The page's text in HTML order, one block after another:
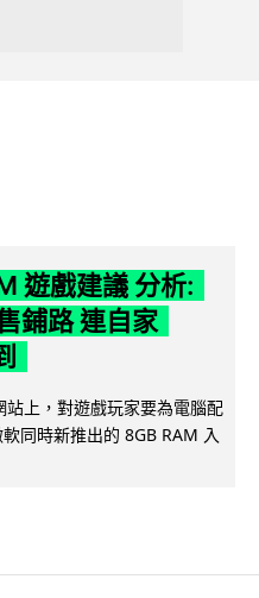
遊戲建議 分析:
鋪路 連自家
上，對遊戲玩家要為電腦配
同時新推出的 8GB RAM 入